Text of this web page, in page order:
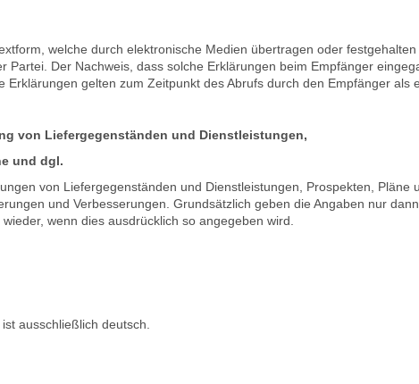
welche durch elektronische Medien übertragen oder
Partei. Der Nachweis, dass solche Erklärungen beim Empfänger
Erklärungen gelten zum Zeitpunkt des Abrufs durch den Empfänger als
von Liefergegenständen und Dienstleistungen,
und dgl.
von Liefergegenständen und Dienstleistungen, Prospekten,
und Verbesserungen. Grundsätzlich geben die Angaben nur
wenn dies ausdrücklich so angegeben wird.
ausschließlich deutsch.